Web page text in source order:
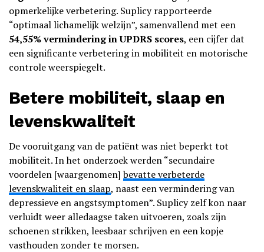
opmerkelijke verbetering. Suplicy rapporteerde
“optimaal lichamelijk welzijn”, samenvallend met een
54,55% vermindering in UPDRS scores, een cijfer dat
een significante verbetering in mobiliteit en motorische
controle weerspiegelt.
Betere mobiliteit, slaap en
levenskwaliteit
De vooruitgang van de patiënt was niet beperkt tot
mobiliteit. In het onderzoek werden “secundaire
voordelen [waargenomen]bevatte verbeterde
levenskwaliteit en slaap, naast een vermindering van
depressieve en angstsymptomen”. Suplicy zelf kon naar
verluidt weer alledaagse taken uitvoeren, zoals zijn
schoenen strikken, leesbaar schrijven en een kopje
vasthouden zonder te morsen.